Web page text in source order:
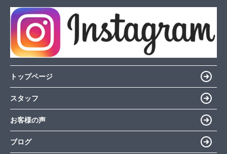
トップページ
スタッフ
お客様の声
ブログ